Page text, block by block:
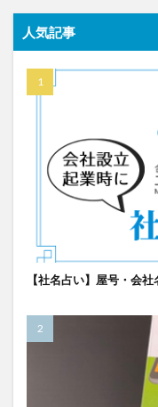
人気記事
【社名占い】屋号・会